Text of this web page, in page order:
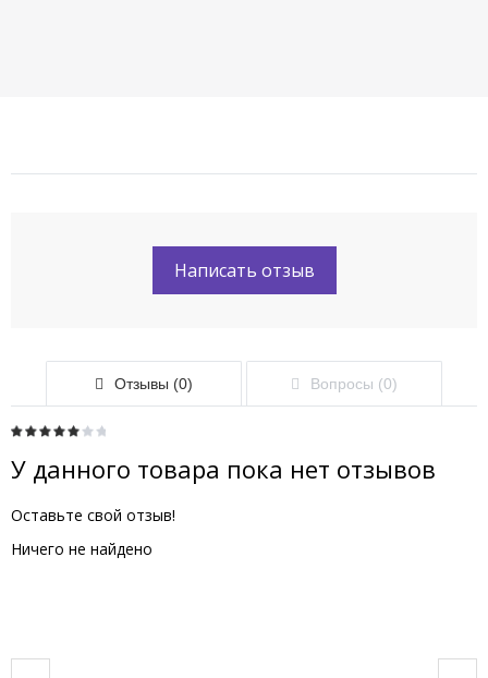
Написать отзыв
Отзывы (0) Вопросы (0)
У данного товара пока нет отзывов
Оставьте свой отзыв!
Ничего не найдено